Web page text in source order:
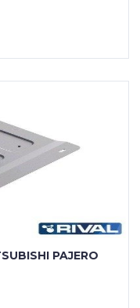
PAJERO